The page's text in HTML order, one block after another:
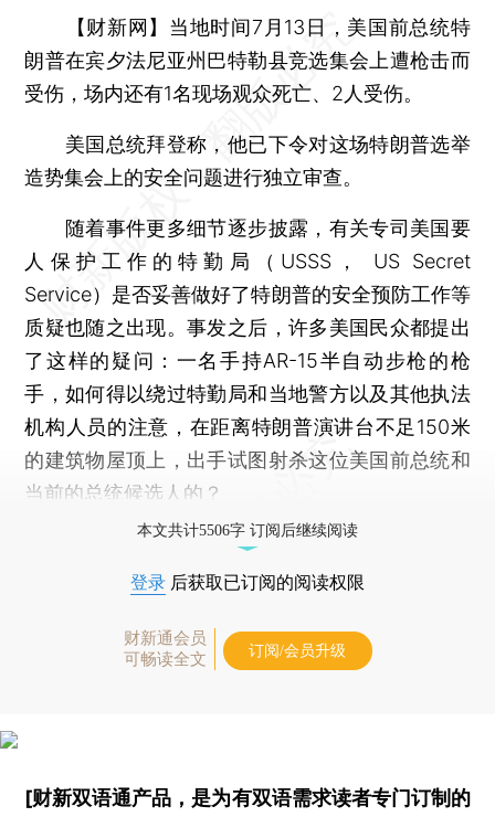
【财新网】 当地时间7月13日，美国前总统特
朗普在宾夕法尼亚州巴特勒县竞选集会上遭枪击而
受伤，场内还有1名现场观众死亡、2人受伤。
美国总统拜登称，他已下令对这场特朗普选举
造势集会上的安全问题进行独立审查。
随着事件更多细节逐步披露，有关专司美国要
人保护工作的特勤局（USSS， US Secret
Service）是否妥善做好了特朗普的安全预防工作等
质疑也随之出现。事发之后，许多美国民众都提出
了这样的疑问：一名手持AR-15半自动步枪的枪
手，如何得以绕过特勤局和当地警方以及其他执法
机构人员的注意，在距离特朗普演讲台不足150米
的建筑物屋顶上，出手试图射杀这位美国前总统和
当前的总统候选人的？
本文共计5506字 订阅后继续阅读
登录 后获取已订阅的阅读权限
财新通会员
可畅读全文
订阅/会员升级
[财新双语通产品，是为有双语需求读者专门订制的